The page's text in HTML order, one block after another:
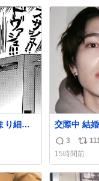
数
ス
ト
数
り細か
代の
はな
私は
すごく
交際
返
信
数
3
リ
ポ
ス
15時間前